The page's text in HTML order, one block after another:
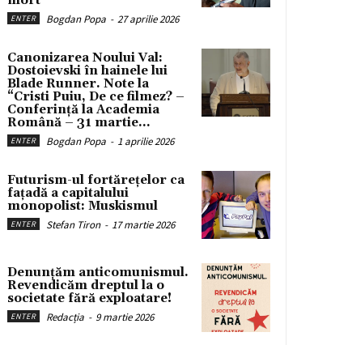
ENTER Bogdan Popa - 27 aprilie 2026
Canonizarea Noului Val:
Dostoievski în hainele lui
Blade Runner. Note la
“Cristi Puiu, De ce filmez? –
Conferință la Academia
Română – 31 martie...
ENTER Bogdan Popa - 1 aprilie 2026
Futurism-ul fortărețelor ca
fațadă a capitalului
monopolist: Muskismul
ENTER Stefan Tiron - 17 martie 2026
Denunțăm anticomunismul.
Revendicăm dreptul la o
societate fără exploatare!
ENTER Redacția - 9 martie 2026